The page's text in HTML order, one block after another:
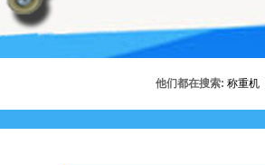
他们都在搜索: 称重机